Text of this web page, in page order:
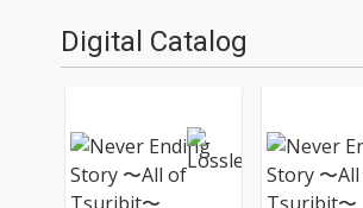
Digital Catalog